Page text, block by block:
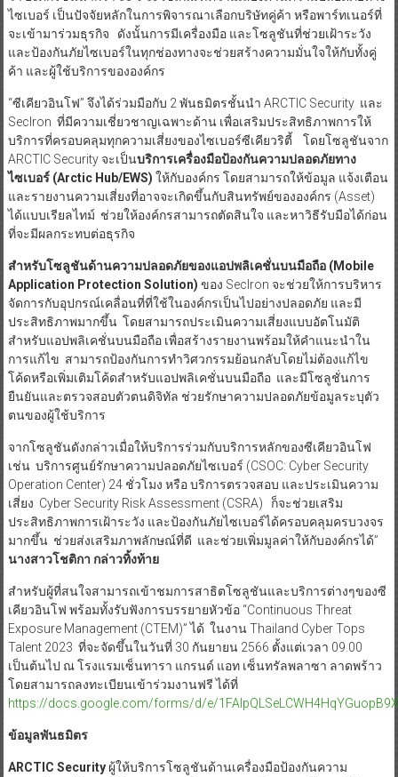
ไซเบอร์ เป็นปัจจัยหลักในการพิจารณาเลือกบริษัทคู่ค้า หรือพาร์ทเนอร์ที่
จะเข้ามาร่วมธุรกิจ ดังนั้นการมีเครื่องมือ และโซลูชันที่ช่วยเฝ้าระวัง
และป้องกันภัยไซเบอร์ในทุกช่องทางจะช่วยสร้างความมั่นใจให้กับทั้งคู่
ค้า และผู้ใช้บริการขององค์กร
“ซีเคียวอินโฟ” จึงได้ร่วมมือกับ 2 พันธมิตรชั้นนำ ARCTIC Security และ
SecIron ที่มีความเชี่ยวชาญเฉพาะด้าน เพื่อเสริมประสิทธิภาพการให้
บริการที่ครอบคลุมทุกความเสี่ยงของไซเบอร์ซีเคียวริตี้ โดยโซลูชันจาก
ARCTIC Security จะเป็นบริการเครื่องมือป้องกันความปลอดภัยทาง
ไซเบอร์ (Arctic Hub/EWS) ให้กับองค์กร โดยสามารถให้ข้อมูล แจ้งเตือน
และรายงานความเสี่ยงที่อาจจะเกิดขึ้นกับสินทรัพย์ขององค์กร (Asset)
ได้แบบเรียลไทม์ ช่วยให้องค์กรสามารถตัดสินใจ และหาวิธีรับมือได้ก่อน
ที่จะมีผลกระทบต่อธุรกิจ
สำหรับโซลูชันด้านความปลอดภัยของแอปพลิเคชั่นบนมือถือ (Mobile
Application Protection Solution) ของ SecIron จะช่วยให้การบริหาร
จัดการกับอุปกรณ์เคลื่อนที่ที่ใช้ในองค์กรเป็นไปอย่างปลอดภัย และมี
ประสิทธิภาพมากขึ้น โดยสามารถประเมินความเสี่ยงแบบอัตโนมัติ
สำหรับแอปพลิเคชั่นบนมือถือ เพื่อสร้างรายงานพร้อมให้คำแนะนำใน
การแก้ไข สามารถป้องกันการทำวิศวกรรมย้อนกลับโดยไม่ต้องแก้ไข
โค้ดหรือเพิ่มเติมโค้ดสำหรับแอปพลิเคชั่นบนมือถือ และมีโซลูชั่นการ
ยืนยันและตรวจสอบตัวตนดิจิทัล ช่วยรักษาความปลอดภัยข้อมูลระบุตัว
ตนของผู้ใช้บริการ
จากโซลูชันดังกล่าวเมื่อให้บริการร่วมกับบริการหลักของซีเคียวอินโฟ
เช่น บริการศูนย์รักษาความปลอดภัยไซเบอร์ (CSOC: Cyber Security
Operation Center) 24 ชั่วโมง หรือ บริการตรวจสอบ และประเมินความ
เสี่ยง Cyber Security Risk Assessment (CSRA) ก็จะช่วยเสริม
ประสิทธิภาพการเฝ้าระวัง และป้องกันภัยไซเบอร์ได้ครอบคลุมครบวงจร
มากขึ้น ช่วยส่งเสริมภาพลักษณ์ที่ดี และช่วยเพิ่มมูลค่าให้กับองค์กรได้”
นางสาวโชติกา กล่าวทิ้งท้าย
สำหรับผู้ที่สนใจสามารถเข้าชมการสาธิตโซลูชันและบริการต่างๆของซี
เคียวอินโฟ พร้อมทั้งรับฟังการบรรยายหัวข้อ “Continuous Threat
Exposure Management (CTEM)” ได้ ในงาน Thailand Cyber Tops
Talent 2023 ที่จะจัดขึ้นในวันที่ 30 กันยายน 2566 ตั้งแต่เวลา 09.00
เป็นต้นไป ณ โรงแรมเซ็นทารา แกรนด์ แอท เซ็นทรัลพลาซา ลาดพร้าว
โดยสามารถลงทะเบียนเข้าร่วมงานฟรี ได้ที่
https://docs.google.com/forms/d/e/
ข้อมูลพันธมิตร
ARCTIC Securityผู้ให้บริการโซลูชันด้านเครื่องมือป้องกันความ